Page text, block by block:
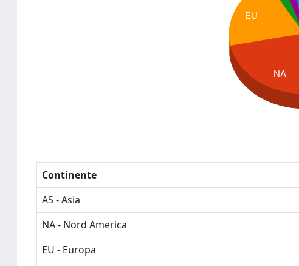
EU
NA
Continente
AS - Asia
NA - Nord America
EU - Europa